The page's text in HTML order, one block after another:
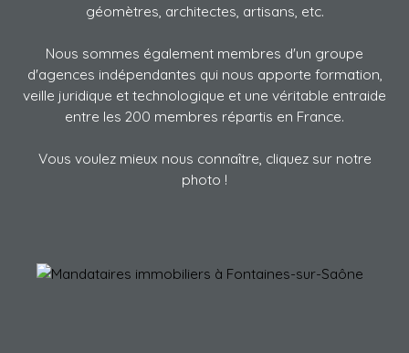
géomètres, architectes, artisans, etc.
Nous sommes également membres d'un groupe
d'agences indépendantes qui nous apporte formation,
veille juridique et technologique et une véritable entraide
entre les 200 membres répartis en France.
Vous voulez mieux nous connaître, cliquez sur notre
photo !